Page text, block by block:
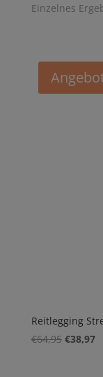
Einzelnes
Reitlegging
€64,95 €38,97